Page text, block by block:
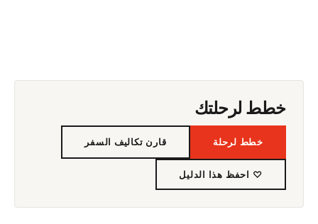
خطط لرحلتك
خطط لرحلة قارن تكاليف السفر
♡ احفظ هذا الدليل